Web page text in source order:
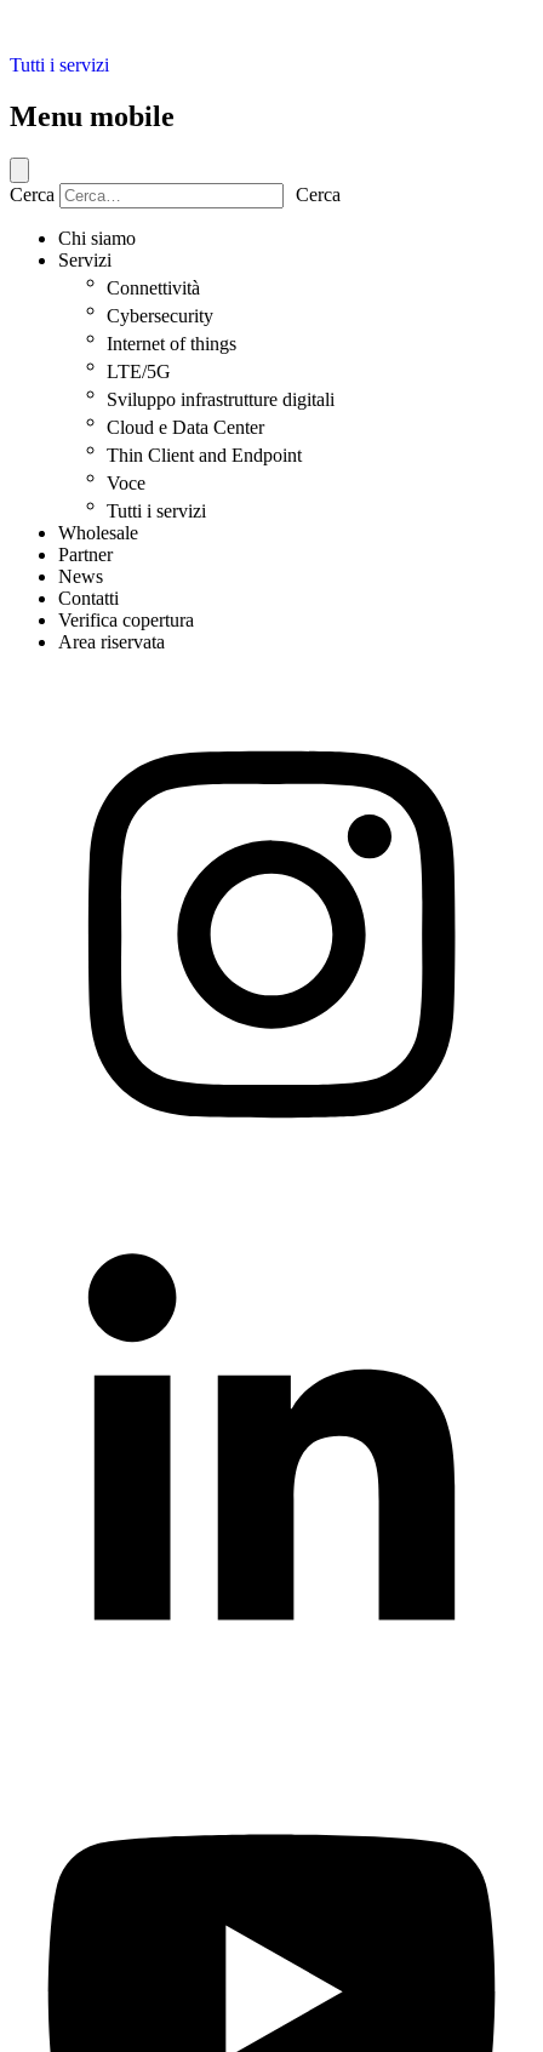
Tutti i servizi
Menu mobile
Cerca Cerca
Chi siamo
Servizi
Connettività
Cybersecurity
Internet of things
LTE/5G
Sviluppo infrastrutture digitali
Cloud e Data Center
Thin Client and Endpoint
Voce
Tutti i servizi
Wholesale
Partner
News
Contatti
Verifica copertura
Area riservata